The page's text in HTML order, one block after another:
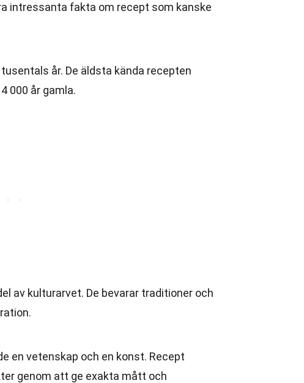
intressanta fakta om recept som kanske
år. De äldsta kända recepten
000 år gamla.
av kulturarvet. De bevarar traditioner och
en vetenskap och en konst. Recept
genom att ge exakta mått och